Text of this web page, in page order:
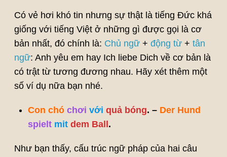
Có vẻ hơi khó tin nhưng sự thật là tiếng Đức khá
giống với tiếng Việt ở những gì được gọi là cơ
bản nhất, đó chính là: Chủ ngữ+ động từ+ tân
ngữ: Anh yêu em hay Ich liebe Dich về cơ bản là
có trật từ tương đương nhau. Hãy xét thêm một
số ví dụ nữa bạn nhé.
Con chó chơi với quả bóng. – Der Hund
spielt mit dem Ball .
Như bạn thấy, cấu trúc ngữ pháp của hai câu